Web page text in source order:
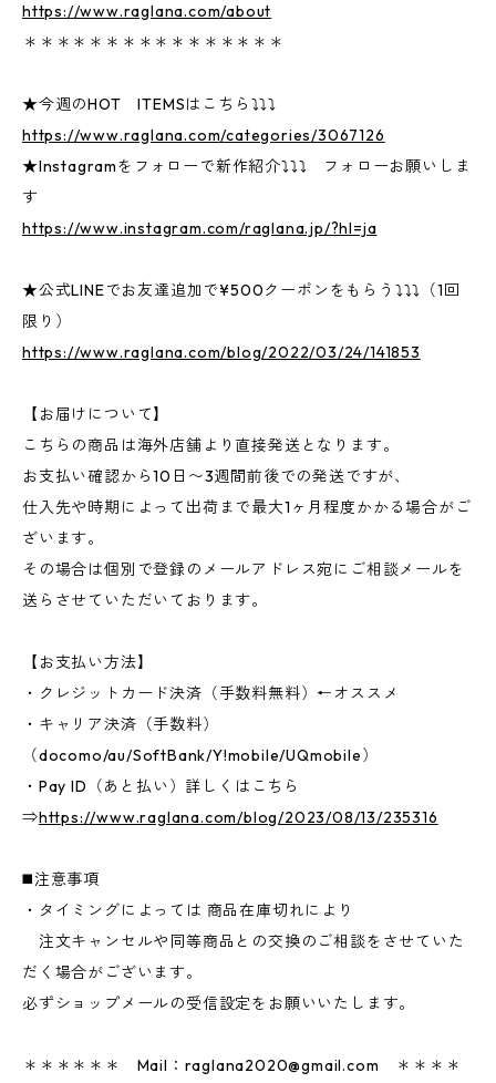
https://www.raglana.com/about
＊＊＊＊＊＊＊＊＊＊＊＊＊＊＊＊
★今週のHOT ITEMSはこちら⤵⤵⤵
https://www.raglana.com/categories/3067126
★Instagramをフォローで新作紹介⤵⤵⤵ フォローお願いしま
す
https://www.instagram.com/raglana.jp/?hl=ja
★公式LINEでお友達追加で¥500クーポンをもらう⤵⤵⤵（1回
限り）
https://www.raglana.com/blog/2022/03/24/141853
【お届けについて】
こちらの商品は海外店舗より直接発送となります。
お支払い確認から10日〜3週間前後での発送ですが、
仕入先や時期によって出荷まで最大1ヶ月程度かかる場合がご
ざいます。
その場合は個別で登録のメールアドレス宛にご相談メールを
送らさせていただいております。
【お支払い方法】
・クレジットカード決済（手数料無料）←オススメ
・キャリア決済（手数料）
（docomo/au/SoftBank/Y!mobile/UQmobile）
・Pay ID（あと払い）詳しくはこちら
⇒https://www.raglana.com/blog/2023/08/13/235316
◼️注意事項
・タイミングによっては 商品在庫切れにより
注文キャンセルや同等商品との交換のご相談をさせていた
だく場合がございます。
必ずショップメールの受信設定をお願いいたします。
＊＊＊＊＊＊ Mail： raglana2020@gmail.com ＊＊＊＊